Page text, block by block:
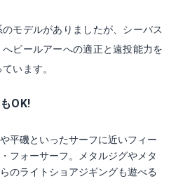
モデルがありましたが、シーバス
ビールアーへの適正と遠投能力を
います。
OK!
平磯といったサーフに近いフィー
フォーサーフ。メタルジグやメタ
のライトショアジギングも遊べる